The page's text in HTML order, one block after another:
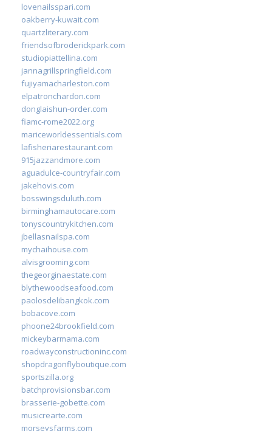
lovenailsspari.com
oakberry-kuwait.com
quartzliterary.com
friendsofbroderickpark.com
studiopiattellina.com
jannagrillspringfield.com
fujiyamacharleston.com
elpatronchardon.com
donglaishun-order.com
fiamc-rome2022.org
mariceworldessentials.com
lafisheriarestaurant.com
915jazzandmore.com
aguadulce-countryfair.com
jakehovis.com
bosswingsduluth.com
birminghamautocare.com
tonyscountrykitchen.com
jbellasnailspa.com
mychaihouse.com
alvisgrooming.com
thegeorginaestate.com
blythewoodseafood.com
paolosdelibangkok.com
bobacove.com
phoone24brookfield.com
mickeybarmama.com
roadwayconstructioninc.com
shopdragonflyboutique.com
sportszilla.org
batchprovisionsbar.com
brasserie-gobette.com
musicrearte.com
morseysfarms.com